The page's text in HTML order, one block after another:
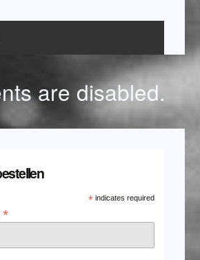
are disabled.
* indicates required
*